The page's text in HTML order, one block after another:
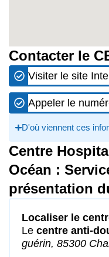
Centre
Océan :
présentation
Localiser le
Le centre anti-
guérin, 85300
Contacter le
Visiter le site
Appeler le
D'où viennent ces